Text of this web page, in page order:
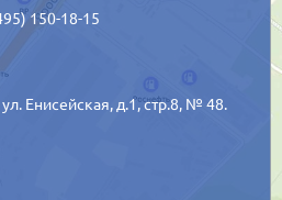
150-18-15
ул. Енисейская, д.1, стр.8, № 48.